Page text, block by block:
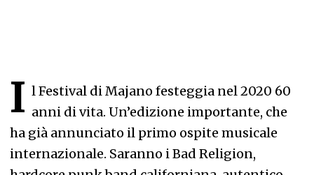
I l Festival di Majano festeggia nel 2020 60
anni di vita. Un’edizione importante, che
ha già annunciato il primo ospite musicale
internazionale. Saranno i Bad Religion,